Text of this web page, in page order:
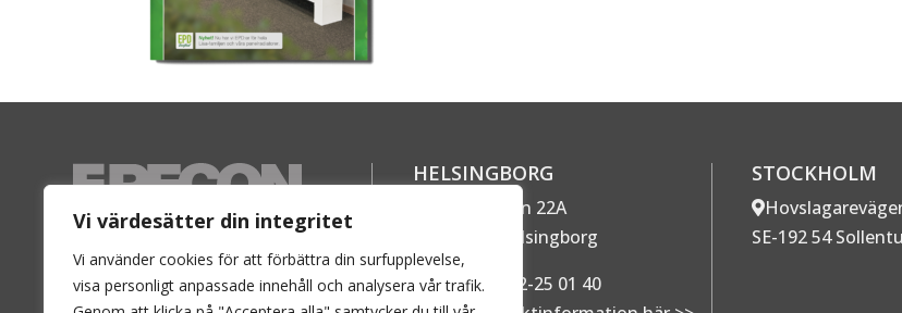
Vi värdesätter din integritet
Vi använder cookies för att förbättra din surfupplevelse,
visa personligt anpassade innehåll och analysera vår trafik.
En ledande aktör på den svenska
marknaden inom radiatorer och
HELSINGBORG
Florettgatan 22A
SE-254 67 Helsingborg
Telefon:
042-25 01 40
STOCKHOLM
SE-192 54